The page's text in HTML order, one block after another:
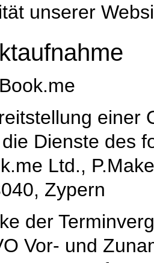
unserer
einer
Dienste des
Ltd.,
Zypern
der
Vor- und